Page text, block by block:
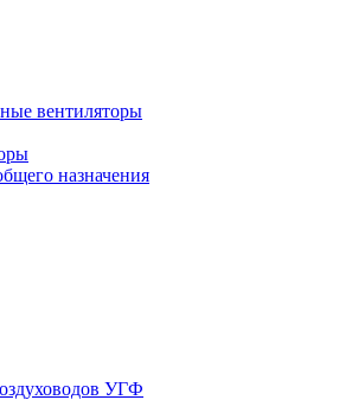
вентиляторы
назначения
УГФ